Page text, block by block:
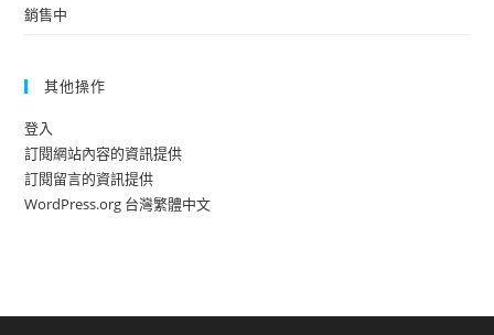
銷售中
其他操作
登入
訂閱網站內容的資訊提供
訂閱留言的資訊提供
WordPress.org 台灣繁體中文